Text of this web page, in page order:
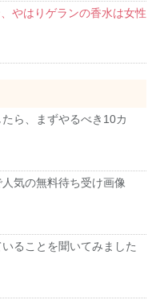
やはりゲランの香水は女性
ら、まずやるべき10カ
気の無料待ち受け画像
ることを聞いてみました